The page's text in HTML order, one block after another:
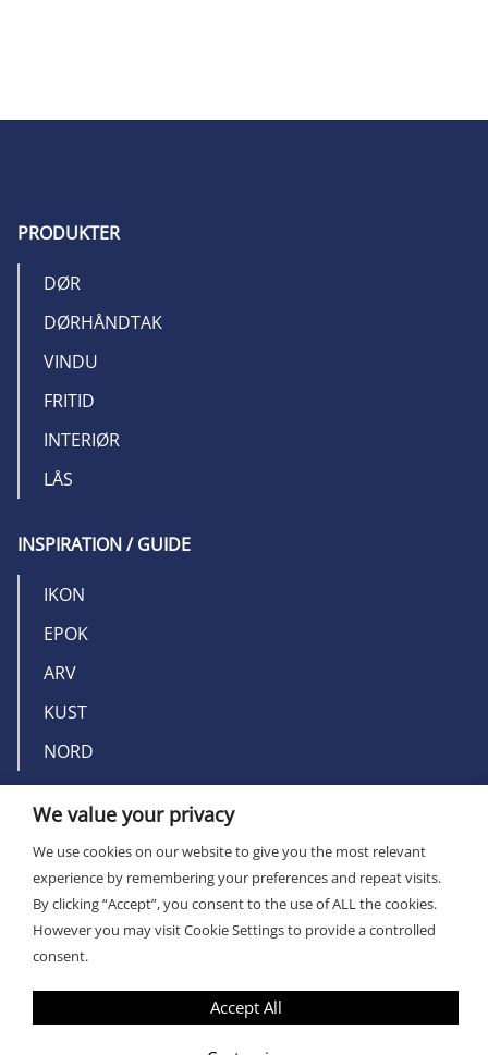
PRODUKTER
DØR
DØRHÅNDTAK
VINDU
FRITID
INTERIØR
LÅS
INSPIRATION / GUIDE
IKON
EPOK
ARV
KUST
NORD
OM MILLERS
KONTAKT
We value your privacy
We use cookies on our website to give you the most relevant
experience by remembering your preferences and repeat visits.
By clicking “Accept”, you consent to the use of ALL the cookies.
However you may visit Cookie Settings to provide a controlled
consent.
Accept All